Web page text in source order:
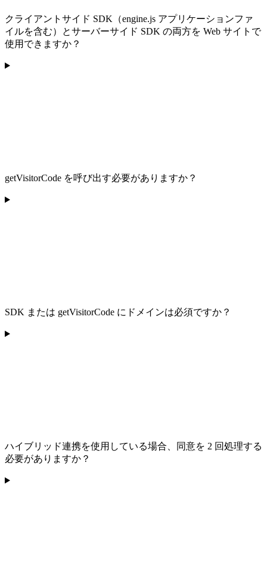
クライアントサイド SDK（engine.js アプリケーションファ
イルを含む）とサーバーサイド SDK の両方を Web サイトで
使用できますか？
getVisitorCode を呼び出す必要がありますか？
SDK または getVisitorCode にドメインは必須ですか？
ハイブリッド連携を使用している場合、同意を 2 回処理する
必要がありますか？